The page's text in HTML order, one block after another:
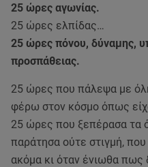
25 ώρες αγωνίας.
25 ώρες ελπίδας…
25 ώρες πόνου, δύναμης,
προσπάθειας.
25 ώρες που πάλεψα με
φέρω στον κόσμο όπως
25 ώρες που ξεπέρασα τα
παράτησα ούτε στιγμή,
ακόμα κι όταν ένιωθα πως